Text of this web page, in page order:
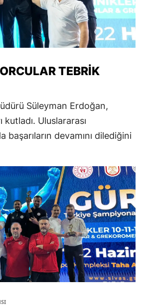
TEBRIK
Süleyman Erdoğan,
kutladı. Uluslararası
başarıların devamını dilediğini